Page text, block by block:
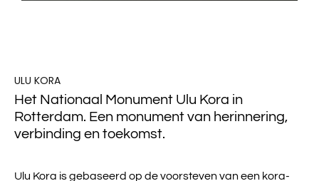
ULU KORA
Het Nationaal Monument Ulu Kora in
Rotterdam. Een monument van herinnering,
verbinding en toekomst.
Ulu Kora is gebaseerd op de voorsteven van een kora-